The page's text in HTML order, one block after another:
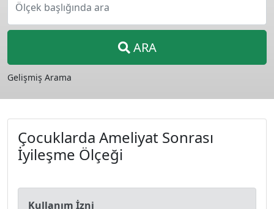
Ölçek başlığında ara
ARA
Gelişmiş Arama
Çocuklarda Ameliyat Sonrası
İyileşme Ölçeği
Kullanım İzni